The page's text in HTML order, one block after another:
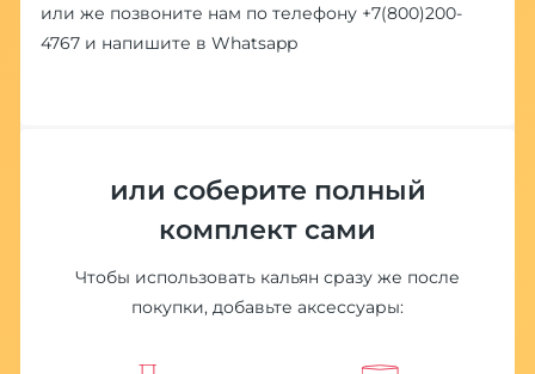
или же позвоните нам по телефону +7(800)200-
4767и напишите в Whatsapp
или соберите полный
комплект сами
Чтобы использовать кальян сразу же после
покупки, добавьте аксессуары: